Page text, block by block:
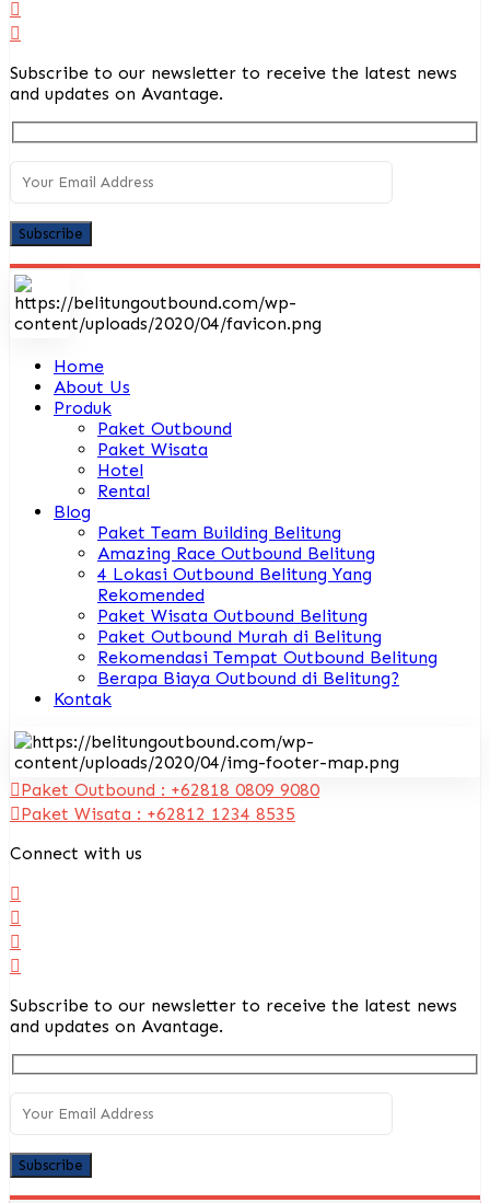
Subscribe to our newsletter to receive the latest news
and updates on Avantage.
Home
About Us
Produk
Paket Outbound
Paket Wisata
Hotel
Rental
Blog
Paket Team Building Belitung
Amazing Race Outbound Belitung
4 Lokasi Outbound Belitung Yang
Rekomended
Paket Wisata Outbound Belitung
Paket Outbound Murah di Belitung
Rekomendasi Tempat Outbound Belitung
Berapa Biaya Outbound di Belitung?
Kontak
Paket Outbound : +62818 0809 9080
Paket Wisata : +62812 1234 8535
Connect with us
Subscribe to our newsletter to receive the latest news
and updates on Avantage.